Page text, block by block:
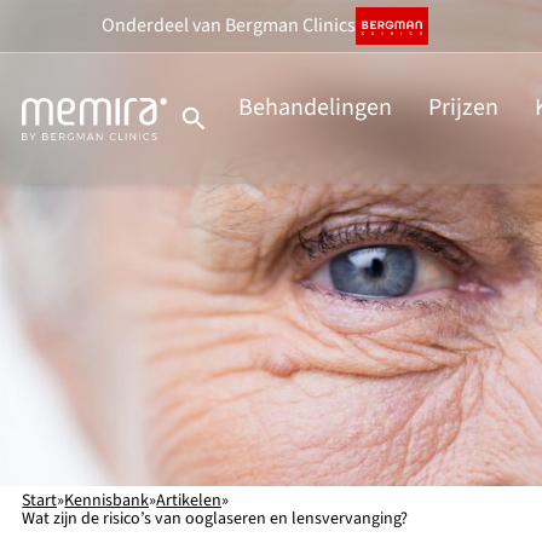
naar
inhoud
Onderdeelvan Bergman Clinics
Behandelingen Prijzen
Start»Kennisbank»Artikelen»
Wat zijn de risico’s van ooglaseren en lensvervanging?